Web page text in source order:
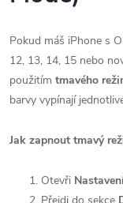
Pokud máš iPhone s
12, 13, 14, 15 nebo
použitím tmavého
barvy vypínají
Jak zapnout tmavý
Otevři